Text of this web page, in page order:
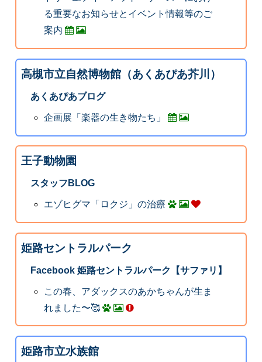
る重要なお知らせとイベント情報等のご
案内
高槻市立自然博物館（あくあぴあ芥川）
あくあぴあブログ
企画展「楽器の生き物たち」
王子動物園
スタッフBLOG
エゾヒグマ「ロクジ」の治療
姫路セントラルパーク
Facebook 姫路セントラルパーク【サファリ】
この春、アダックスのあかちゃんが生ま
れました〜🥰
姫路市立水族館